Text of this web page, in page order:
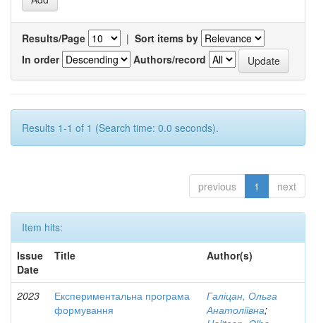
Results/Page | Sort items by
In order
Authors/record
Results 1-1 of 1 (Search time: 0.0 seconds).
previous 1 next
Item hits:
Issue
Date
Title Author(s)
2023
Експериментальна програма
формування
Галіцан, Ольга
Анатоліївна;